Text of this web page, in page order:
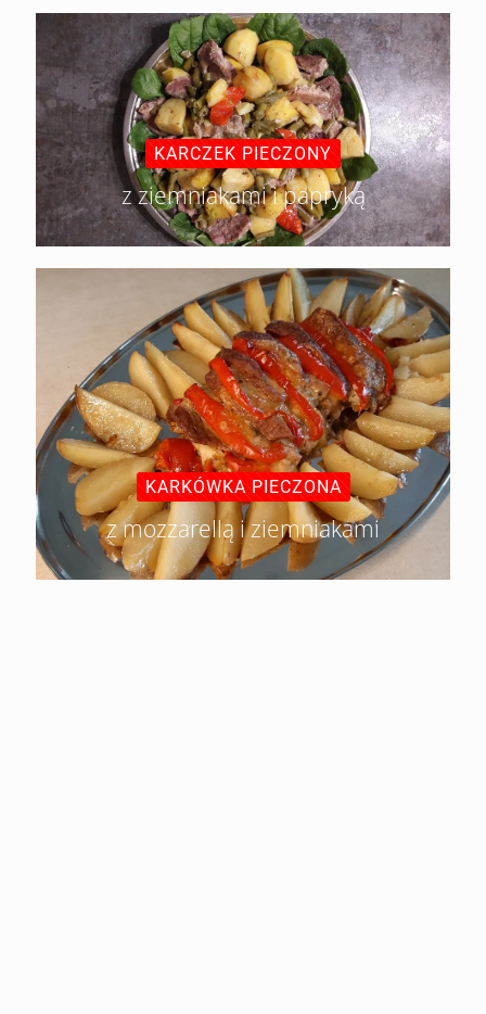
KARCZEK PIECZONY
z ziemniakami i papryką
KARKÓWKA PIECZONA
z mozzarellą i ziemniakami